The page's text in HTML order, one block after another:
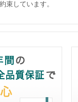
束しています。